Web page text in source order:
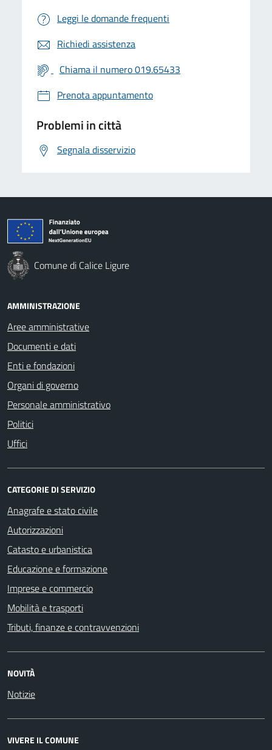
Leggi le domande frequenti
Richiedi assistenza
Chiama il numero 019.65433
Prenota appuntamento
Problemi in città
Segnala disservizio
Comune di Calice Ligure
AMMINISTRAZIONE
Aree amministrative
Documenti e dati
Enti e fondazioni
Organi di governo
Personale amministrativo
Politici
Uffici
CATEGORIE DI SERVIZIO
Anagrafe e stato civile
Autorizzazioni
Catasto e urbanistica
Educazione e formazione
Imprese e commercio
Mobilità e trasporti
Tributi, finanze e contravvenzioni
NOVITÀ
Notizie
VIVERE IL COMUNE